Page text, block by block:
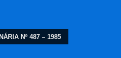
Nº 487 – 1985